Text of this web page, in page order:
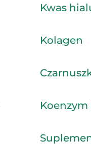
Kwas
Kolagen
Koenzym